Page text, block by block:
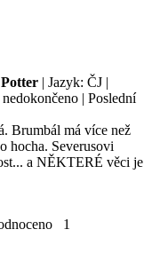
| Jazyk: ČJ |
| Poslední
Brumbál má více než
hocha. Severusovi
a NĚKTERÉ věci je
1